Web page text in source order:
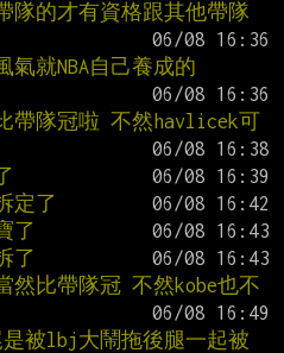
隊的才有資格跟其他帶隊
氣就NBA自己養成的
帶隊冠啦 不然havlicek可
定了
了
了
然比帶隊冠 不然kobe也不
被lbj大鬧拖後腿一起被